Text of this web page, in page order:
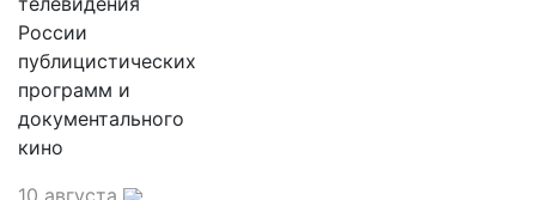
России
публицистических
программ и
документального
кино
10 августа